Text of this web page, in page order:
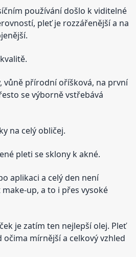
používání došlo k viditelné
pleť je rozzářenější a na
vůně přírodní oříšková, na první
se výborně vstřebává
na celý obličej.
pleti se sklony k akné.
aplikaci a celý den není
up, a to i přes vysoké
je zatím ten nejlepší olej. Pleť
očima mírnější a celkový vzhled